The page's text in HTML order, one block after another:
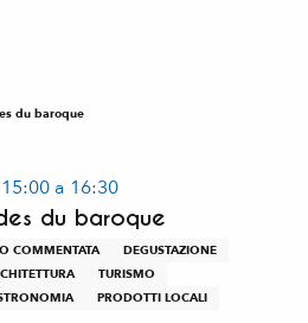
du baroque
a 16:30
du baroque
COMMENTATA
DEGUSTAZIONE
TURISMO
PRODOTTI LOCALI